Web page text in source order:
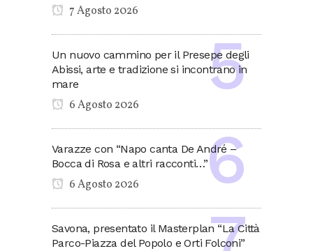
7 Agosto 2026
Un nuovo cammino per il Presepe degli
Abissi, arte e tradizione si incontrano in
mare
6 Agosto 2026
Varazze con “Napo canta De André –
Bocca di Rosa e altri racconti…”
6 Agosto 2026
Savona, presentato il Masterplan “La Città
Parco-Piazza del Popolo e Orti Folconi”